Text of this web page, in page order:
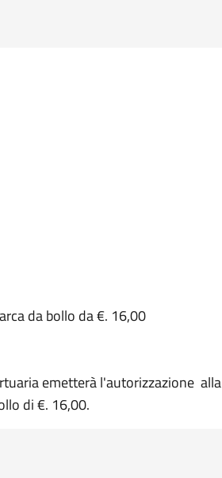
da bollo da €. 16,00
emetterà l'autorizzazione alla
di €. 16,00.